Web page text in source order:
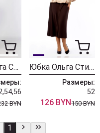
Платье Ольга Стиль С902
BYN
Юбка Ольга Стиль С884
Размеры:
52
126 BYN150 BYN
1